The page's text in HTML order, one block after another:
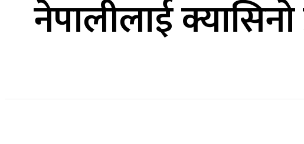
नेपालीलाई